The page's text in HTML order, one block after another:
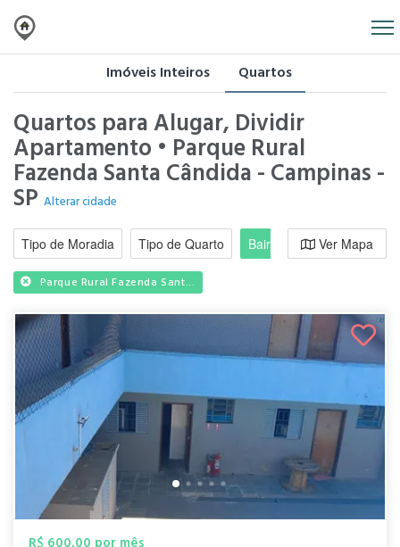
Imóveis Inteiros Quartos
Quartos para Alugar, Dividir
Apartamento • Parque Rural
Fazenda Santa Cândida - Campinas -
SP Alterar cidade
Tipo de Moradia Tipo de Quarto Bairro / RegiãoVer Mapa
Parque Rural Fazenda Sant...
R$ 600,00 por mês